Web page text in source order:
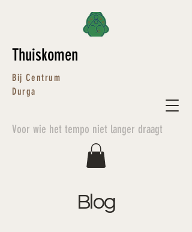
Bij Centrum
Durga
Thuiskomen
Voor wie het tempo niet langer draagt
Blog